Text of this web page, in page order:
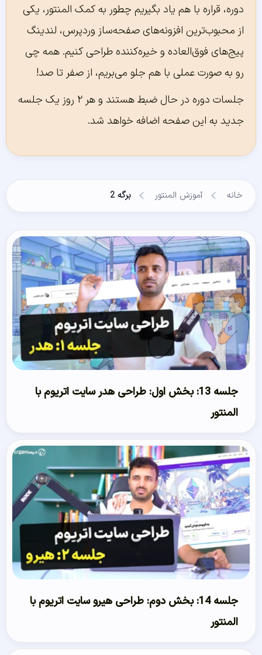
دوره، قراره با هم یاد بگیریم چطور به کمک المنتور، یکی
از محبوب‌ترین افزونه‌های صفحه‌ساز وردپرس، لندینگ
پیج‌های فوق‌العاده و خیره‌کننده طراحی کنیم. همه چی
رو به صورت عملی با هم جلو می‌بریم، از صفر تا صد!
جلسات دوره در حال ضبط هستند و هر ۲ روز یک جلسه
جدید به این صفحه اضافه خواهد شد.
خانه آموزش المنتور برگه 2
جلسه 13: بخش اول: طراحی هدر سایت اتریوم با
المنتور
جلسه 14: بخش دوم: طراحی هیرو سایت اتریوم با
المنتور